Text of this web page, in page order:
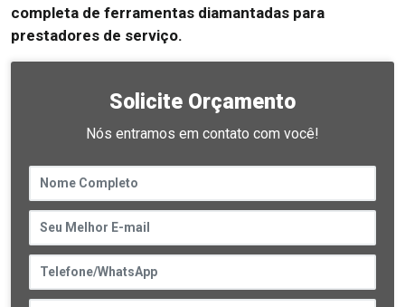
completa de ferramentas diamantadas para
prestadores de serviço.
Solicite Orçamento
Nós entramos em contato com você!